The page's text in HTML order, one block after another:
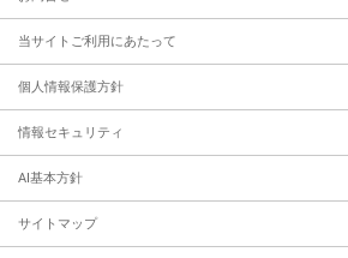
当サイトご利用にあたって
個人情報保護方針
情報セキュリティ
AI基本方針
サイトマップ